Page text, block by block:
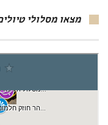
מצאו מסלולי